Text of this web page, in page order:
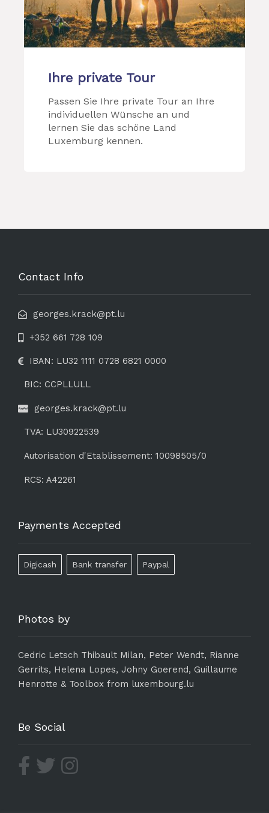
Ihre private Tour
Passen Sie Ihre private Tour an Ihre
individuellen Wünsche an und
lernen Sie das schöne Land
Luxemburg kennen.
Contact Info
georges.krack@pt.lu
+352 661 728 109
IBAN: LU32 1111 0728 6821 0000
BIC: CCPLLULL
georges.krack@pt.lu
TVA: LU30922539
Autorisation d'Etablissement: 10098505/0
RCS: A42261
Payments Accepted
Digicash Bank transfer Paypal
Photos by
Cedric Letsch Thibault Milan, Peter Wendt, Rianne
Gerrits, Helena Lopes, Johny Goerend, Guillaume
Henrotte & Toolbox from luxembourg.lu
Be Social